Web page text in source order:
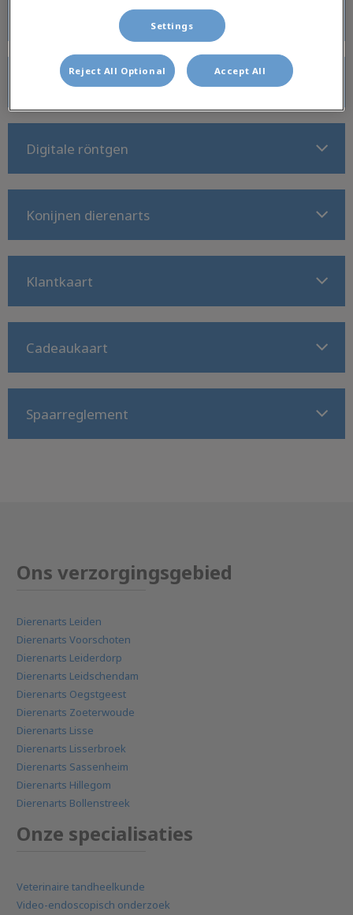
Veterinaire tandheelkunde
Video-endoscopisch Onderzoek
Digitale röntgen
Konijnen dierenarts
Klantkaart
Cadeaukaart
Spaarreglement
Ons verzorgingsgebied
Dierenarts Leiden
Dierenarts Voorschoten
Dierenarts Leiderdorp
Dierenarts Leidschendam
Dierenarts Oegstgeest
Dierenarts Zoeterwoude
Dierenarts Lisse
Dierenarts Lisserbroek
Dierenarts Sassenheim
Dierenarts Hillegom
Dierenarts Bollenstreek
Onze specialisaties
Veterinaire tandheelkunde
Video-endoscopisch onderzoek
Settings
Reject All Optional Accept All